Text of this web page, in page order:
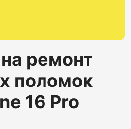
ремонт
поломок
16 Pro